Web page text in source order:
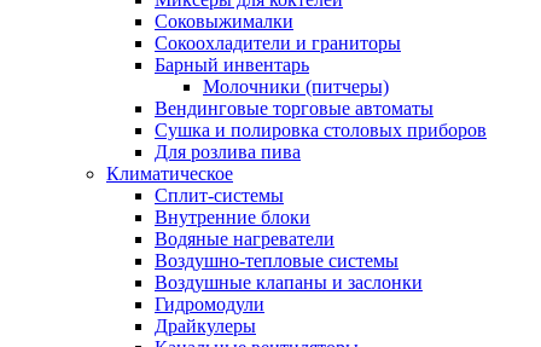
Соковыжималки
Сокоохладители и граниторы
Барный инвентарь
Молочники (питчеры)
Вендинговые торговые автоматы
Сушка и полировка столовых приборов
Для розлива пива
Климатическое
Сплит-системы
Внутренние блоки
Водяные нагреватели
Воздушно-тепловые системы
Воздушные клапаны и заслонки
Гидромодули
Драйкулеры